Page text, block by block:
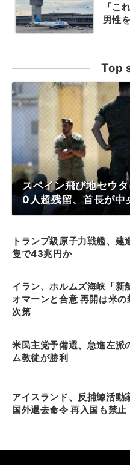
「こ
男性
Top
スペイン飛び地セウ
0人超残留、首長が中
トランプ級原子力戦艦、建
隻で43兆円か
イラン、ホルムズ海峡「新
オマーンと合意 再開は米の
次第
米民主党予備選、急進左派
ム教徒が勝利
アイスランド、反捕鯨活動
国外退去命令 再入国も禁止